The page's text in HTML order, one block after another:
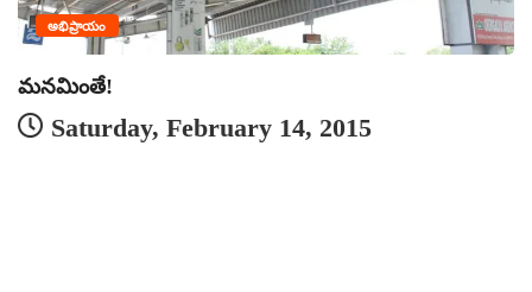
అభిప్రాయం
మనమింతే!
Saturday, February 14, 2015